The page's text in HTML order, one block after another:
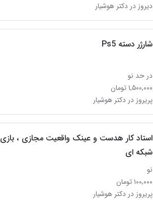
دیروز در دکتر هوشیار
شارژر دسته Ps5
در حد نو
۱,۵۰۰,۰۰۰ تومان
پریروز در دکتر هوشیار
استاد کار هدست و عینک واقعیت مجازی ، بازی
شبکه ای
نو
۱۰۰,۰۰۰ تومان
پریروز در دکتر هوشیار